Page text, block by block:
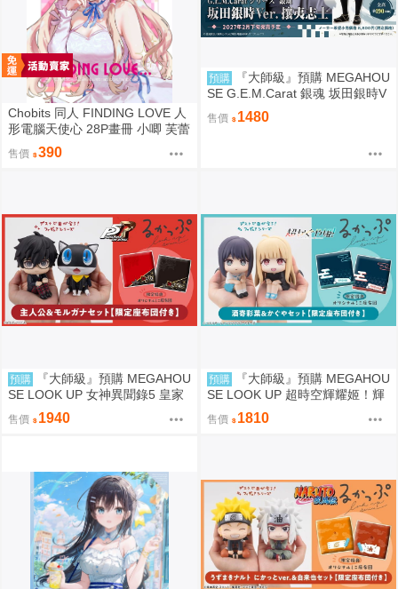
Chobits 同人 FINDING LOVE 人
形電腦天使心 28P畫冊 小唧 芙蕾
雅 繪師：Bee Bee
售價 390
預購
『大師級』預購 MEGAHOU
SE G.E.M.Carat 銀魂 坂田銀時V
er. 攘夷志士
售價 1480
預購
『大師級』預購 MEGAHOU
SE LOOK UP 女神異聞錄5 皇家
版 主人公＆摩爾加納 套組 附特
典
售價 1940
預購
『大師級』預購 MEGAHOU
SE LOOK UP 超時空輝耀姬！輝
耀&酒寄彩葉 套組 附特典
售價 1810